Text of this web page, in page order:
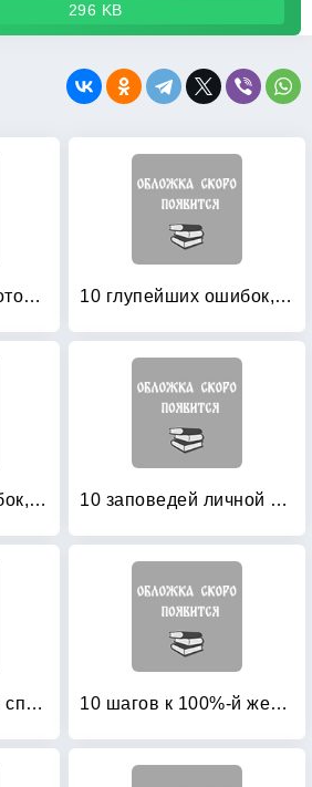
296 KB
10 автомобилей, которые перевернули мир 10 глупейших ошибок, которые совершают люди
10 глупейших ошибок, которые совершают люди 10 заповедей личной эффективности
10 фантастических способов добиться успеха 10 шагов к 100%-й женственности: Как выглядеть соблазнительно в одежде и без